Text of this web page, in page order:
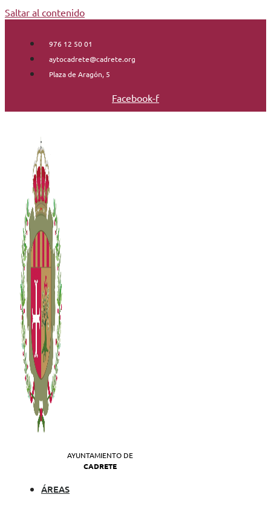
Saltar al contenido
976 12 50 01
aytocadrete@cadrete.org
Plaza de Aragón, 5
Facebook-f
AYUNTAMIENTO DE
CADRETE
ÁREAS